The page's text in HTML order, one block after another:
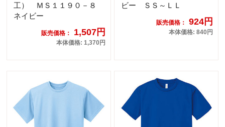
工） ＭＳ１１９０－８
ネイビー
販売価格： 1,507円
本体価格: 1,370円
ビー ＳＳ～ＬＬ
販売価格： 924円
本体価格: 840円